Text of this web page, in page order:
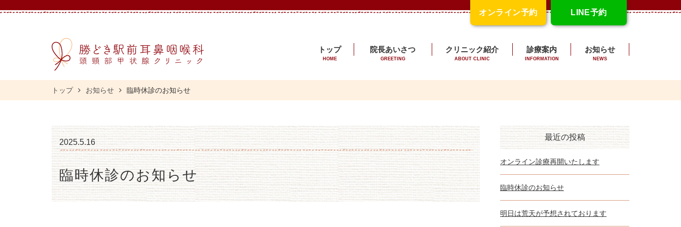
オンライン予約 LINE予約
トップ
HOME
院長あいさつ
GREETING
クリニック紹介
ABOUT CLINIC
診療案内
INFORMATION
お知らせ
NEWS
トップ お知らせ 臨時休診のお知らせ
2025.5.16
臨時休診のお知らせ
最近の投稿
オンライン診療再開いたします
臨時休診のお知らせ
明日は荒天が予想されております